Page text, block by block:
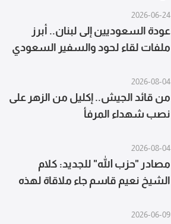
2026-06-24
عودة السعوديين إلى لبنان.. أبرز
ملفات لقاء لحود والسفير السعودي
2026-08-04
من قائد الجيش.. إكليل من الزهر على
نصب شهداء المرفأ
2026-08-04
مصادر "حزب الله" للجديد: كلام
الشيخ نعيم قاسم جاء ملاقاة لهذه
ومقدمات حصلت لهذه المواقف من
2026-06-09